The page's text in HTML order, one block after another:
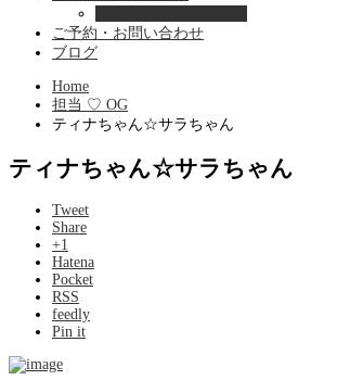
ご予約・お問い合わせ
ブログ
Home
担当 ♡ OG
ティナちゃん☆サラちゃん
ティナちゃん☆サラちゃん
Tweet
Share
+1
Hatena
Pocket
RSS
feedly
Pin it